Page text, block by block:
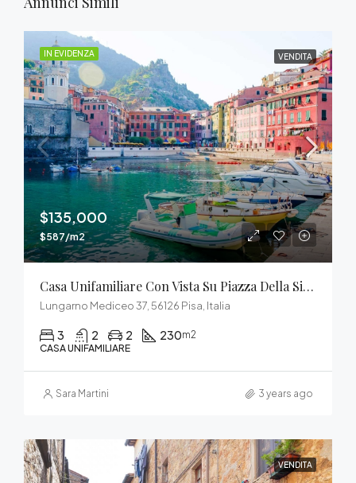
IN EVIDENZA VENDITA
$135,000
$587/m2
Casa Unifamiliare Con Vista Su Piazza Della Signoria
Lungarno Mediceo 37, 56126 Pisa, Italia
3 2 2 230m2
CASA UNIFAMILIARE
Sara Martini 3 years ago
VENDITA